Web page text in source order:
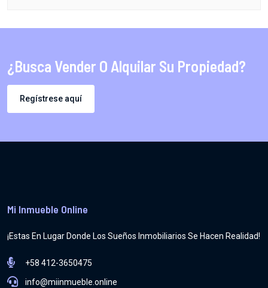
¿Busca Vender O Alquilar Su Propiedad?
Regístrese aquí
Mi Inmueble Online
¡Estas En Lugar Donde Los Sueños Inmobiliarios Se Hacen Realidad!
+58 412-3650475
info@miinmueble.online